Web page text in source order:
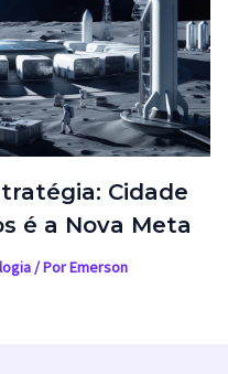
Cidade
é a Nova Meta
/ PorEmerson